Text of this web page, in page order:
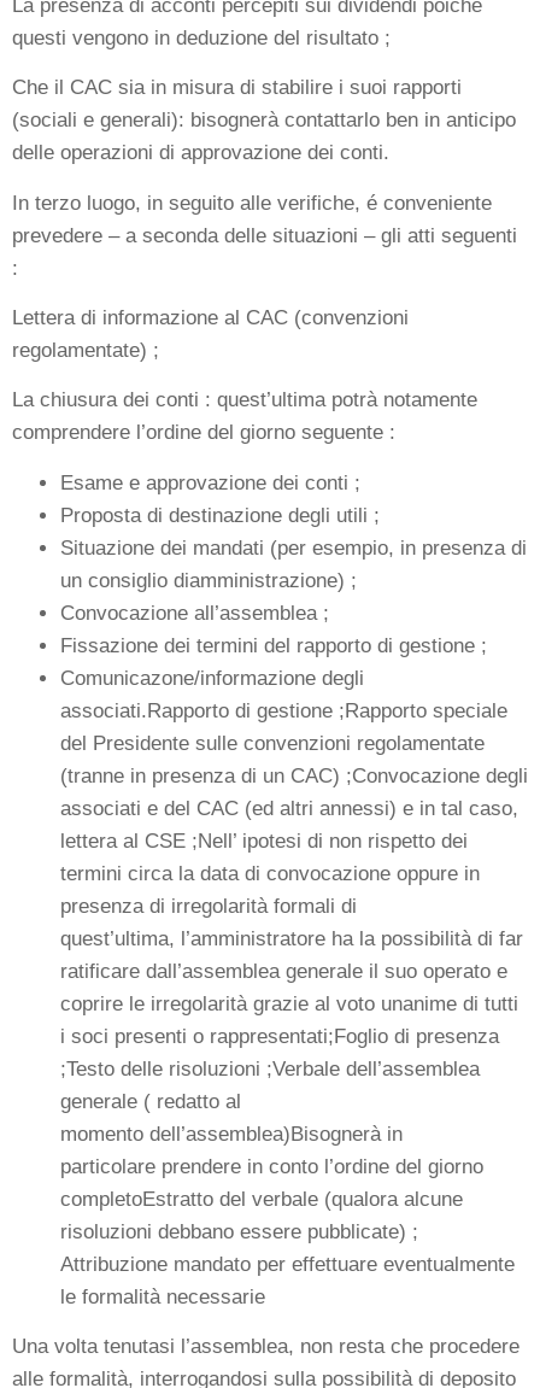
La presenza di acconti percepiti sui dividendi poiché
questi vengono in deduzione del risultato ;
Che il CAC sia in misura di stabilire i suoi rapporti
(sociali e generali): bisognerà contattarlo ben in anticipo
delle operazioni di approvazione dei conti.
In terzo luogo, in seguito alle verifiche, é conveniente
prevedere – a seconda delle situazioni – gli atti seguenti
:
Lettera di informazione al CAC (convenzioni
regolamentate) ;
La chiusura dei conti : quest’ultima potrà notamente
comprendere l’ordine del giorno seguente :
Esame e approvazione dei conti ;
Proposta di destinazione degli utili ;
Situazione dei mandati (per esempio, in presenza di
un consiglio diamministrazione) ;
Convocazione all’assemblea ;
Fissazione dei termini del rapporto di gestione ;
Comunicazone/informazione degli
associati.Rapporto di gestione ;Rapporto speciale
del Presidente sulle convenzioni regolamentate
(tranne in presenza di un CAC) ;Convocazione degli
associati e del CAC (ed altri annessi) e in tal caso,
lettera al CSE ;Nell’ ipotesi di non rispetto dei
termini circa la data di convocazione oppure in
presenza di irregolarità formali di
quest’ultima, l’amministratore ha la possibilità di far
ratificare dall’assemblea generale il suo operato e
coprire le irregolarità grazie al voto unanime di tutti
i soci presenti o rappresentati;Foglio di presenza
;Testo delle risoluzioni ;Verbale dell’assemblea
generale ( redatto al
momento dell’assemblea)Bisognerà in
particolare prendere in conto l’ordine del giorno
completoEstratto del verbale (qualora alcune
risoluzioni debbano essere pubblicate) ;
Attribuzione mandato per effettuare eventualmente
le formalità necessarie
Una volta tenutasi l’assemblea, non resta che procedere
alle formalità, interrogandosi sulla possibilità di deposito